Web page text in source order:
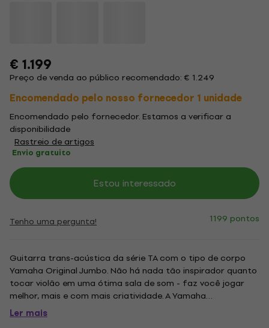
€ 1.199
Preço de venda ao público recomendado: € 1.249
Encomendado pelo nosso fornecedor 1 unidade
Encomendado pelo fornecedor. Estamos a verificar a
disponibilidade
Rastreio de artigos
Envio gratuito
Estou interessado
Tenho uma pergunta! 1199 pontos
Guitarra trans-acústica da série TA com o tipo de corpo
Yamaha Original Jumbo. Não há nada tão inspirador quanto
tocar violão em uma ótima sala de som - faz você jogar
melhor, mais e com mais criatividade. A Yamaha
TransAcoustic Guitar recria essa incrível experiência sem
precisar de amplificação ou efeitos externos, apenas a
Ler mais